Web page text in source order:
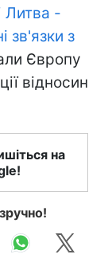
Литва -
зв'язки з
Європу
відносин
на